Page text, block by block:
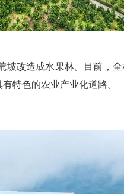
改造成水果林。目前，全
特色的农业产业化道路。